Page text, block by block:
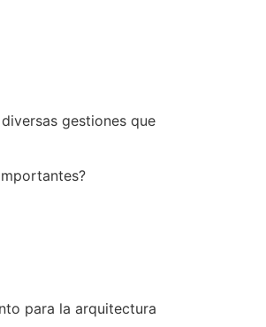
gestiones que
para la arquitectura